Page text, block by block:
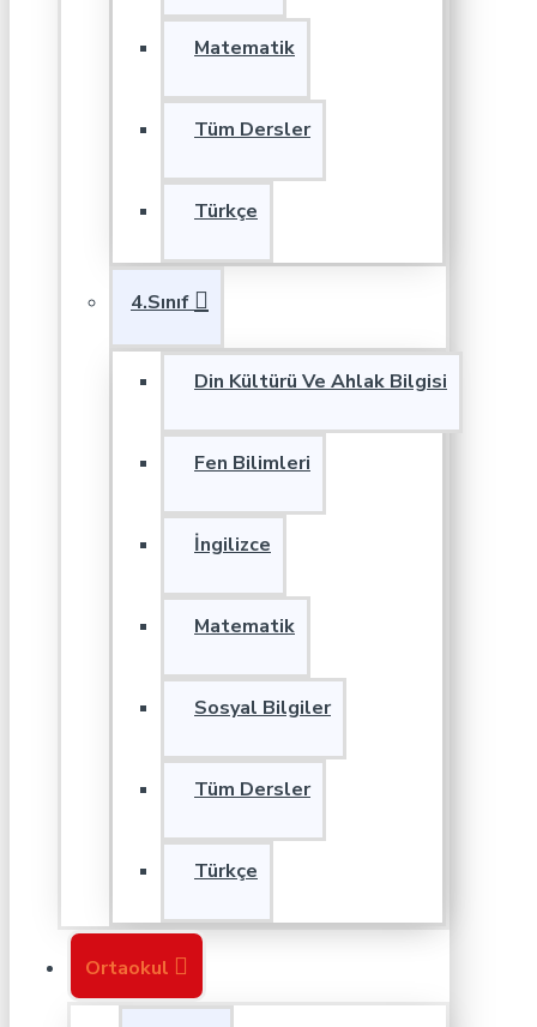
Matematik
Tüm Dersler
Türkçe
4.Sınıf
Din Kültürü Ve Ahlak Bilgisi
Fen Bilimleri
İngilizce
Matematik
Sosyal Bilgiler
Tüm Dersler
Türkçe
Ortaokul